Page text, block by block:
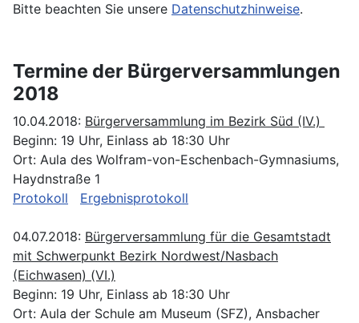
Bitte beachten Sie unsere Datenschutzhinweise.
Termine der Bürgerversammlungen
2018
10.04.2018: Bürgerversammlung im Bezirk Süd (IV.)
Beginn: 19 Uhr, Einlass ab 18:30 Uhr
Ort: Aula des Wolfram-von-Eschenbach-Gymnasiums,
Haydnstraße 1
Protokoll
Ergebnisprotokoll
04.07.2018: Bürgerversammlung für die Gesamtstadt
mit Schwerpunkt Bezirk Nordwest/Nasbach
(Eichwasen) (VI.)
Beginn: 19 Uhr, Einlass ab 18:30 Uhr
Ort: Aula der Schule am Museum (SFZ), Ansbacher